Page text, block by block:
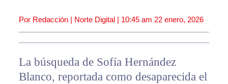
Por Redacción | Norte Digital | 10:45 am 22 enero, 2026
La búsqueda de Sofía Hernández
Blanco, reportada como desaparecida el